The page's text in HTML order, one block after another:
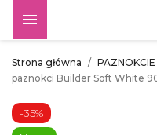

Strona główna PAZNOKCIE
paznokci Builder Soft White
-35%